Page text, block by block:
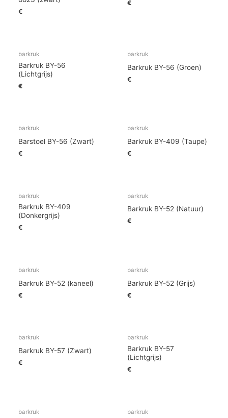
€
€
barkruk
Barkruk BY-56
(Lichtgrijs)
€
barkruk
Barkruk BY-56 (Groen)
€
barkruk
Barstoel BY-56 (Zwart)
€
barkruk
Barkruk BY-409 (Taupe)
€
barkruk
Barkruk BY-409
(Donkergrijs)
€
barkruk
Barkruk BY-52 (Natuur)
€
barkruk
Barkruk BY-52 (kaneel)
€
barkruk
Barkruk BY-52 (Grijs)
€
barkruk
Barkruk BY-57 (Zwart)
€
barkruk
Barkruk BY-57
(Lichtgrijs)
€
barkruk barkruk